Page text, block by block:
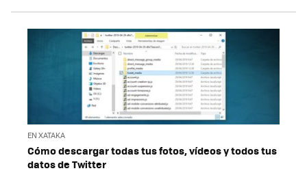
EN XATAKA
Cómo descargar todas tus fotos, vídeos y todos tus
datos de Twitter